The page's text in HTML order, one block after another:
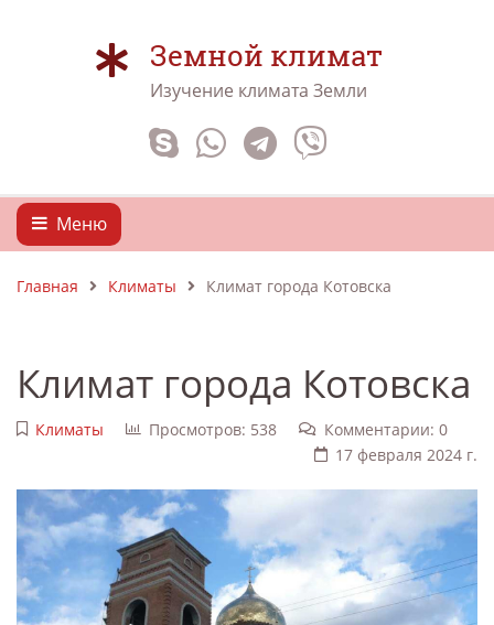
Земной климат
Изучение климата Земли
Меню
Главная Климаты Климат города Котовска
Климат города Котовска
Климаты Просмотров: 538
Комментарии: 0
17 февраля 2024 г.